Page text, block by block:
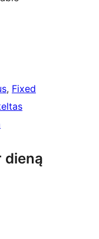
, Fixed
dieną